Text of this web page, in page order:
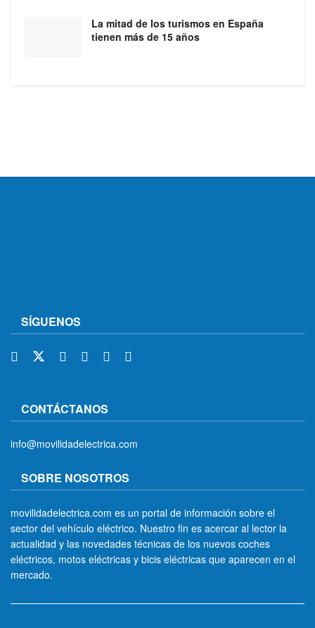
La mitad de los turismos en España
tienen más de 15 años
SÍGUENOS
CONTÁCTANOS
info@movilidadelectrica.com
SOBRE NOSOTROS
movilidadelectrica.com es un portal de información sobre el
sector del vehículo eléctrico. Nuestro fin es acercar al lector la
actualidad y las novedades técnicas de los nuevos coches
eléctricos, motos eléctricas y bicis eléctricas que aparecen en el
mercado.